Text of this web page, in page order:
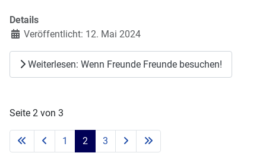
Details
Veröffentlicht: 12. Mai 2024
Weiterlesen: Wenn Freunde Freunde besuchen!
Seite 2 von 3
1 2 3